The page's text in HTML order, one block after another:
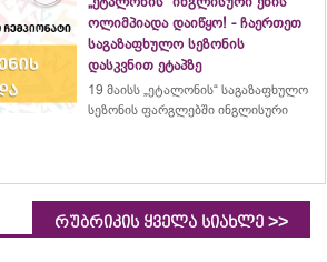
ოლიმპიადა დაიწყო! - ჩაერთეთ
საგაზაფხულო სეზონის
დასკვნით ეტაპზე
19 მაისს „ეტალონის“ საგაზაფხულო
სეზონის ფარგლებში ინგლისური
რუბრიკის ყველა სიახლე >>